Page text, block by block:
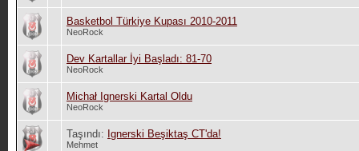
Basketbol Türkiye Kupası 2010-2011
NeoRock
Dev Kartallar İyi Başladı: 81-70
NeoRock
Michał Ignerski Kartal Oldu
NeoRock
Taşındı: Ignerski Beşiktaş CT'da!
Mehmet